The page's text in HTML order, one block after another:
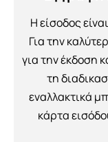
Η είσοδος
Για την
για την έκδοση
τη
εναλλακτικά
κάρτα